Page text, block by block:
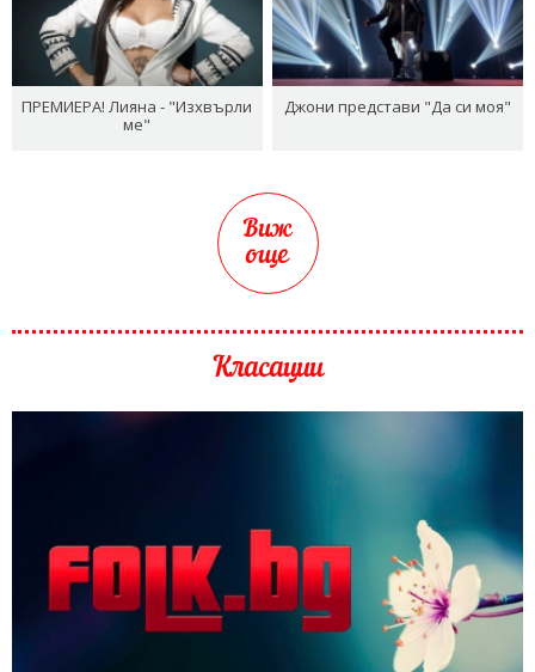
ПРЕМИЕРА! Лияна - "Изхвърли
ме"
Джони представи "Да си моя"
Виж
още
Класации